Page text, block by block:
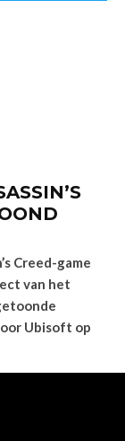
Creed-game
van het
Ubisoft op